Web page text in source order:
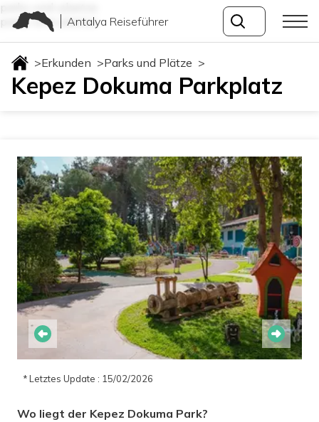
parks-und-plaetze
parks-und-plaetzeAntalya Reiseführer
>Erkunden >Parks und Plätze >
Kepez Dokuma Parkplatz
* Letztes Update : 15/02/2026
Wo liegt der Kepez Dokuma Park?